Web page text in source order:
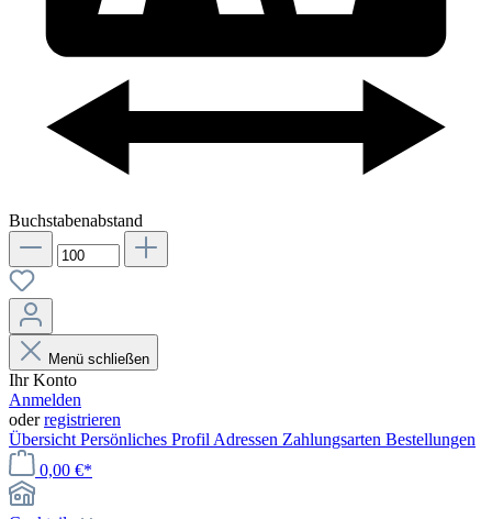
Buchstabenabstand
Menü schließen
Ihr Konto
Anmelden
oderregistrieren
Übersicht Persönliches Profil Adressen Zahlungsarten Bestellungen
0,00 €*